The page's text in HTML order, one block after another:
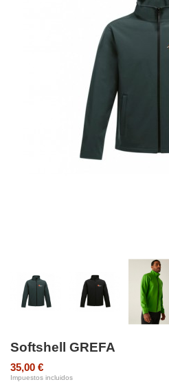
Softshell GREFA
35,00 €
Impuestos incluidos